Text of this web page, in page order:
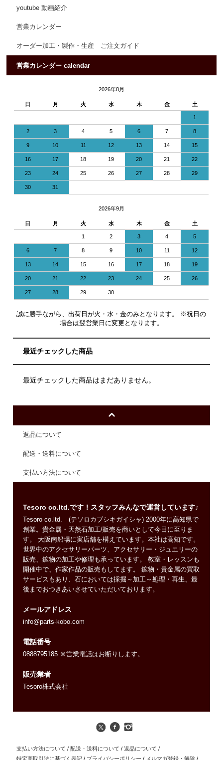
youtube 動画紹介
営業カレンダー
オーダー加工・製作・生産 ご注文ガイド
営業カレンダー calendar
2026年8月
日 月 火 水 木 金 土
1
2 3 4 5 6 7 8
9 10 11 12 13 14 15
16 17 18 19 20 21 22
23 24 25 26 27 28 29
30 31
2026年9月
日 月 火 水 木 金 土
1 2 3 4 5
6 7 8 9 10 11 12
13 14 15 16 17 18 19
20 21 22 23 24 25 26
27 28 29 30
誠に勝手ながら、出荷日が火・水・金のみとなります。 ※祝日の
場合は翌営業日に変更となります。
最近チェックした商品
最近チェックした商品はまだありません。
返品について
配送・送料について
支払い方法について
Tesoro co.ltd.です！スタッフみんなで運営しています♪
Tesoro co.ltd. (テソロカブシキガイシャ) 2000年に高知県で
創業。貴金属・天然石加工/販売を商いとして今日に至りま
す。 大阪南船場に実店舗を構えています。本社は高知です。
世界中のアクセサリーパーツ、アクセサリー・ジュエリーの
販売、鉱物の加工や修理も承っています。 教室・レッスンも
開催中で、作家作品の販売もしてます。 鉱物・貴金属の買取
サービスもあり、石においては採掘～加工～処理・再生、最
後までおつきあいさせていただいております。
メールアドレス
info@parts-kobo.com
電話番号
0888795185 ※営業電話はお断りします。
販売業者
Tesoro株式会社
支払い方法について / 配送・送料について / 返品について /
特定商取引法に基づく表記 / プライバシーポリシー / メルマガ登録・解除 /